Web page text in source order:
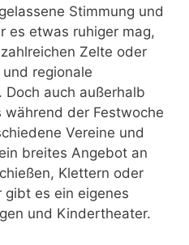
Stimmung und
es etwas ruhiger mag,
Zelte oder
regionale
Doch auch außerhalb
der Festwoche
Vereine und
breites Angebot an
Klettern oder
gibt es ein eigenes
und Kindertheater.